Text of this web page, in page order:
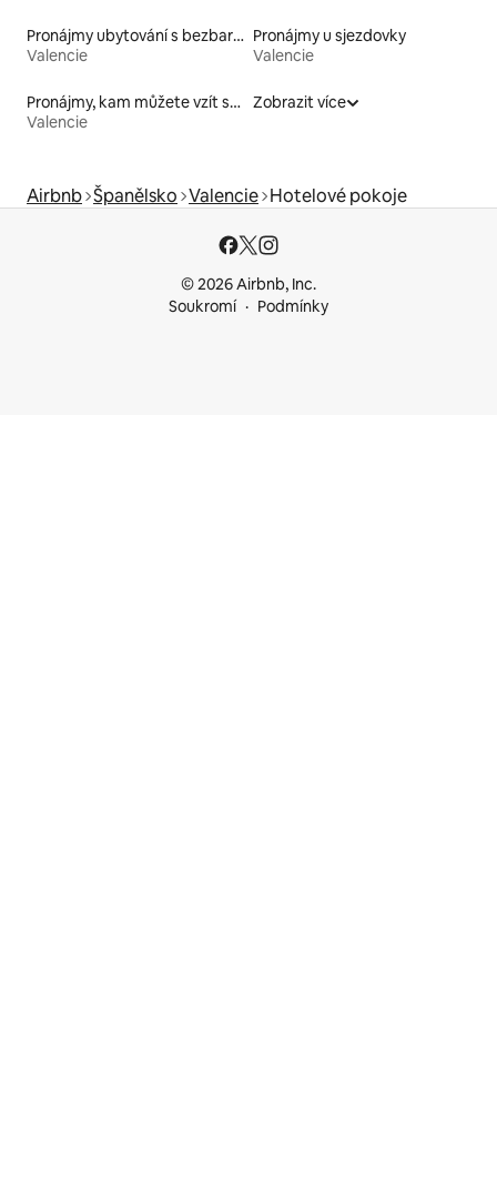
Pronájmy ubytování s bezbariérovou toaletou
Valencie
Pronájmy u sjezdovky
Valencie
Pronájmy, kam můžete vzít své domácí mazlíčky
Valencie
Zobrazit více
Airbnb Španělsko Valencie Hotelové pokoje
© 2026 Airbnb, Inc.
Soukromí
Podmínky